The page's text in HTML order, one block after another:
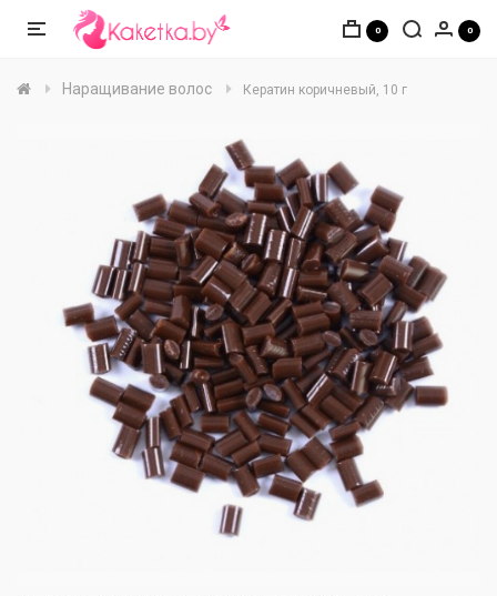
0 0
Наращивание волос Кератин коричневый, 10 г